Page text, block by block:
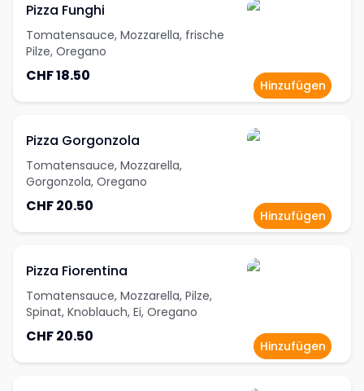
Pizza Funghi
Tomatensauce, Mozzarella, frische
Pilze, Oregano
CHF 18.50
Hinzufügen
Pizza Gorgonzola
Tomatensauce, Mozzarella,
Gorgonzola, Oregano
CHF 20.50
Hinzufügen
Pizza Fiorentina
Tomatensauce, Mozzarella, Pilze,
Spinat, Knoblauch, Ei, Oregano
CHF 20.50
Hinzufügen